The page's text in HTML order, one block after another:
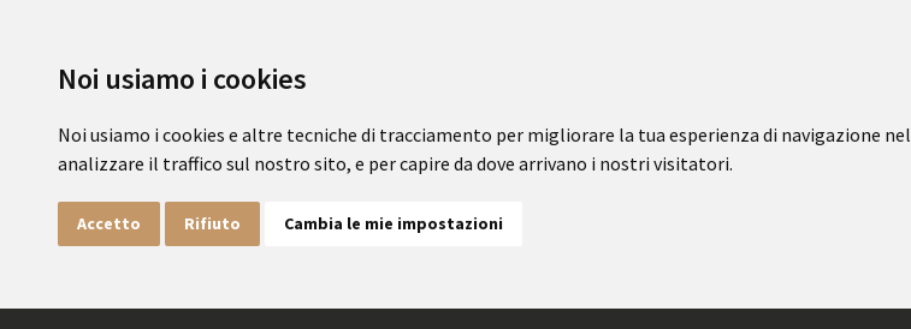
Noi usiamo i cookies
Noi usiamo i cookies e altre tecniche di tracciamento per migliorare la tua esperienza di
analizzare il traffico sul nostro sito, e per capire da dove arrivano i nostri visitatori.
Accetto Rifiuto Cambia le mie impostazioni